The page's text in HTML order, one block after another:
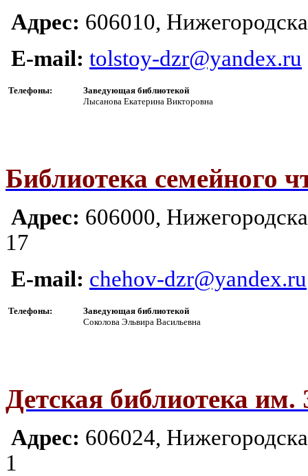
Адрес: 606010, Ни
E-mail: tolstoy-dzr@yandex.ru
Телефоны:
Заведующая библиотекой
Лысанова Екатерина Викторовна
Библиотека семейного
Адрес: 606000, Ни
17
E-mail: chehov-dzr@yandex.ru
Телефоны:
Заведующая библиотекой
Соколова Эльвира Васильевна
Детская библиотека
Адрес: 606024, Ни
1